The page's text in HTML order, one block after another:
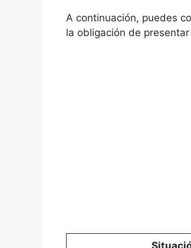
A continuación, puedes
la obligación de